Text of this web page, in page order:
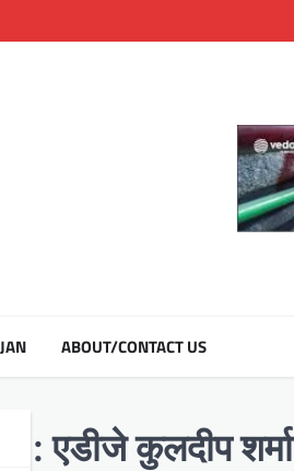
ABOUT/CONTACT US
: एडीजे कुलदीप शर्मा